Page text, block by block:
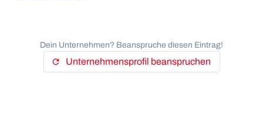
Dein Unternehmen? Beanspruche diesen Eintrag!
refresh Unternehmensprofil beanspruchen